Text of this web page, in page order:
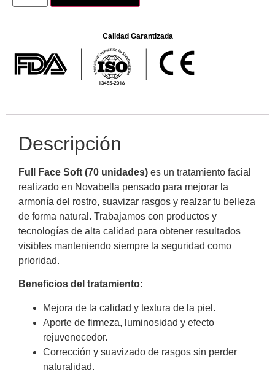
Calidad Garantizada
Descripción
Full Face Soft (70 unidades) es un tratamiento facial
realizado en Novabella pensado para mejorar la
armonía del rostro, suavizar rasgos y realzar tu belleza
de forma natural. Trabajamos con productos y
tecnologías de alta calidad para obtener resultados
visibles manteniendo siempre la seguridad como
prioridad.
Beneficios del tratamiento:
Mejora de la calidad y textura de la piel.
Aporte de firmeza, luminosidad y efecto
rejuvenecedor.
Corrección y suavizado de rasgos sin perder
naturalidad.